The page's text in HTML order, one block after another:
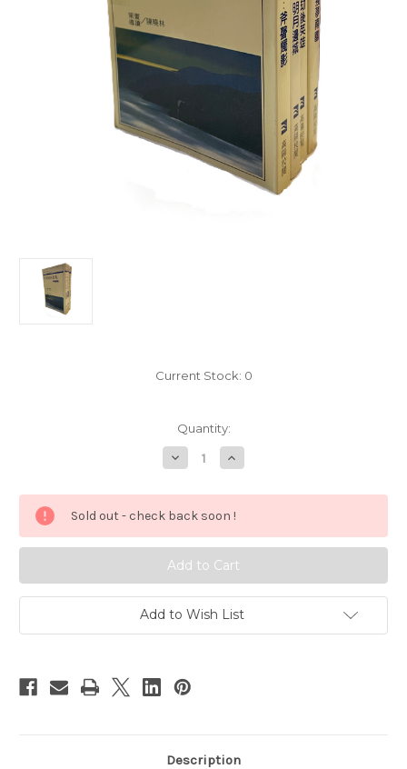
Current Stock: 0
Quantity:
Decrease
Quantity
宋
朝
通
演
義
（一，
二，
三，
四）
蔡
東
(X204)
Increase
Quantity
宋
通
演
義
（一，
二，
三，
四）
蔡
東
Sold out - check back soon !
Add to Wish List
Description